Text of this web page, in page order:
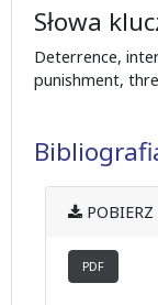
Słowa
Deterrence,
punishment,
POBIERZ
PDF